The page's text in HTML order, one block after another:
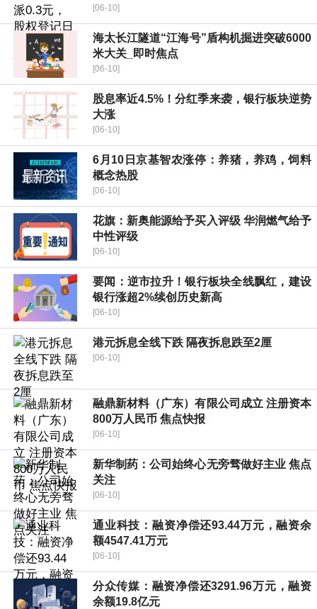
[06-10]
海太长江隧道“江海号”盾构机掘进突破6000
米大关_即时焦点
[06-10]
股息率近4.5%！分红季来袭，银行板块逆势
大涨
[06-10]
6月10日京基智农涨停：养猪，养鸡，饲料
概念热股
[06-10]
花旗：新奥能源给予买入评级 华润燃气给予
中性评级
[06-10]
要闻：逆市拉升！银行板块全线飘红，建设
银行涨超2%续创历史新高
[06-10]
港元拆息全线下跌 隔夜拆息跌至2厘
[06-10]
融鼎新材料（广东）有限公司成立 注册资本
800万人民币 焦点快报
[06-10]
新华制药：公司始终心无旁骛做好主业 焦点
关注
[06-10]
通业科技：融资净偿还93.44万元，融资余
额4547.41万元
[06-10]
分众传媒：融资净偿还3291.96万元，融资
余额19.8亿元